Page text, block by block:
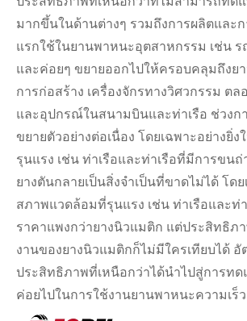
มากขึ้นในด้านต่างๆ รวมถึงการผลิตและก
แรกใช้ในยานพาหนะอุตสาหกรรม เช่น ร
และค่อยๆ ขยายออกไปให้ครอบคลุมถึงย
การก่อสร้าง เครื่องจักรทางวิศวกรรม ต
และอุปกรณ์ในสนามบินและท่าเรือ ช่วงก
ขยายตัวอย่างต่อเนื่อง โดยเฉพาะอย่างยิ่
รุนแรง เช่น ท่าเรือและท่าเรือที่มีการขนถ่
ยางตันกลายเป็นสิ่งจำเป็นที่ขาดไม่ได้ โด
สภาพแวดล้อมที่รุนแรง เช่น ท่าเรือและท่
ราคาแพงกว่ายางนิวแมติก แต่ประสิทธิภ
งานของยางนิวแมติกก็ไม่มีใครเทียบได้
ประสิทธิภาพที่เหนือกว่าได้นำไปสู่การทด
ค่อยไปในการใช้งานยานพาหนะความเร็